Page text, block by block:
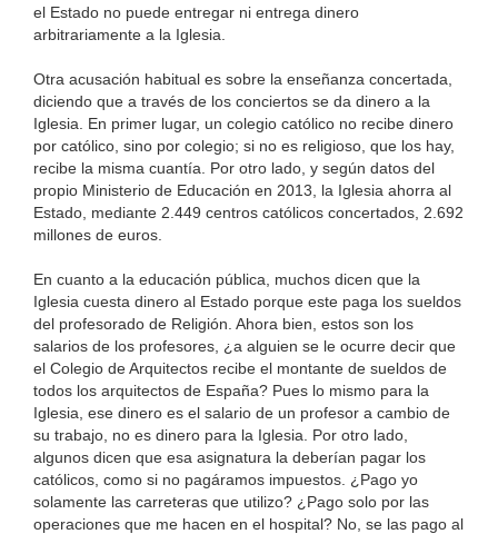
el Estado no puede entregar ni entrega dinero
arbitrariamente a la Iglesia.
Otra acusación habitual es sobre la enseñanza concertada,
diciendo que a través de los conciertos se da dinero a la
Iglesia. En primer lugar, un colegio católico no recibe dinero
por católico, sino por colegio; si no es religioso, que los hay,
recibe la misma cuantía. Por otro lado, y según datos del
propio Ministerio de Educación en 2013, la Iglesia ahorra al
Estado, mediante 2.449 centros católicos concertados, 2.692
millones de euros.
En cuanto a la educación pública, muchos dicen que la
Iglesia cuesta dinero al Estado porque este paga los sueldos
del profesorado de Religión. Ahora bien, estos son los
salarios de los profesores, ¿a alguien se le ocurre decir que
el Colegio de Arquitectos recibe el montante de sueldos de
todos los arquitectos de España? Pues lo mismo para la
Iglesia, ese dinero es el salario de un profesor a cambio de
su trabajo, no es dinero para la Iglesia. Por otro lado,
algunos dicen que esa asignatura la deberían pagar los
católicos, como si no pagáramos impuestos. ¿Pago yo
solamente las carreteras que utilizo? ¿Pago solo por las
operaciones que me hacen en el hospital? No, se las pago al